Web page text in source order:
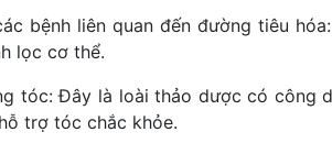
bệnh liên quan đến đường tiêu
lọc cơ thể.
tóc: Đây là loài thảo dược có công
trợ tóc chắc khỏe.